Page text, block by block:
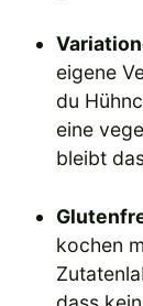
eigene
du
eine
bleibt
kochen